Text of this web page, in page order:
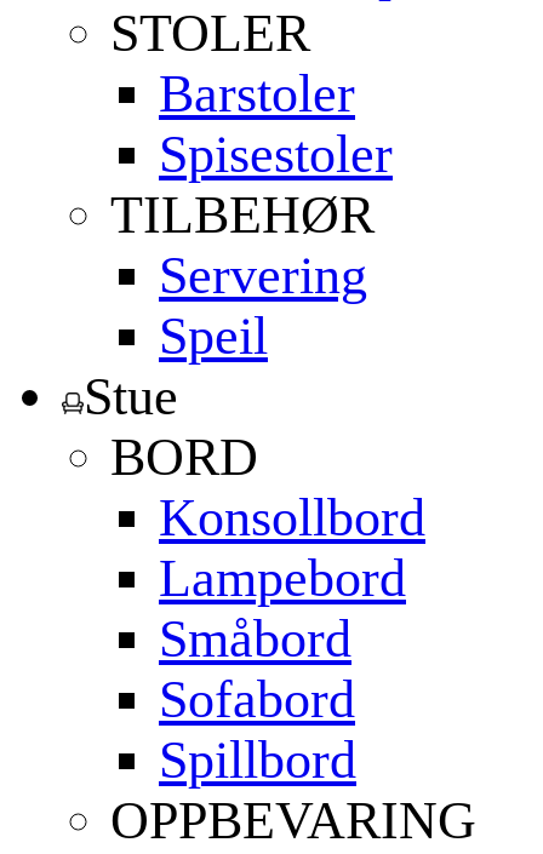
STOLER
Barstoler
Spisestoler
TILBEHØR
Servering
Speil
Stue
BORD
Konsollbord
Lampebord
Småbord
Sofabord
Spillbord
OPPBEVARING